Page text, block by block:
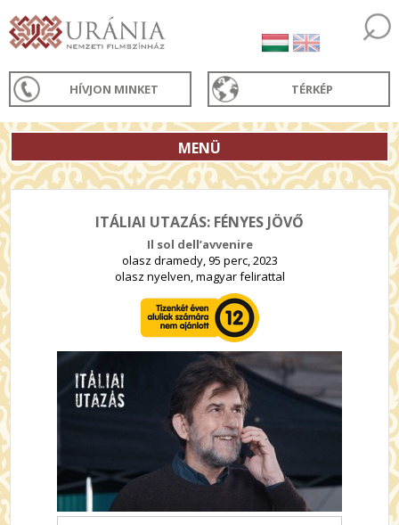
HÍVJON MINKET TÉRKÉP
MENÜ
ITÁLIAI UTAZÁS: FÉNYES JÖVŐ
Il sol dell’avvenire
olasz dramedy, 95 perc, 2023
olasz nyelven, magyar felirattal